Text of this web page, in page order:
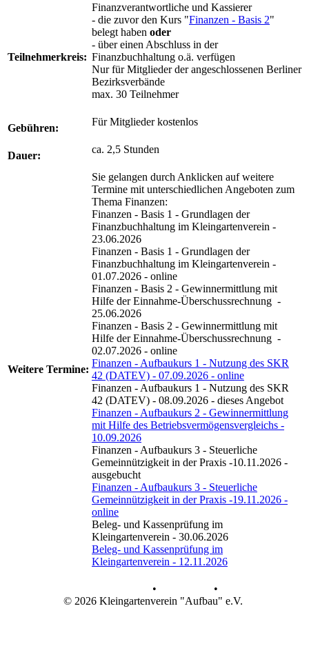
Teilnehmerkreis:
Finanzverantwortliche und Kassierer
- die zuvor den Kurs "Finanzen - Basis 2"
belegt haben oder
- über einen Abschluss in der
Finanzbuchhaltung o.ä. verfügen
Nur für Mitglieder der angeschlossenen Berliner
Bezirksverbände
max. 30 Teilnehmer
Gebühren:
Für Mitglieder kostenlos
Dauer:
ca. 2,5 Stunden
Weitere Termine:
Sie gelangen durch Anklicken auf weitere
Termine mit unterschiedlichen Angeboten zum
Thema Finanzen:
Finanzen - Basis 1 - Grundlagen der
Finanzbuchhaltung im Kleingartenverein -
23.06.2026
Finanzen - Basis 1 - Grundlagen der
Finanzbuchhaltung im Kleingartenverein -
01.07.2026 - online
Finanzen - Basis 2 - Gewinnermittlung mit
Hilfe der Einnahme-Überschussrechnung -
25.06.2026
Finanzen - Basis 2 - Gewinnermittlung mit
Hilfe der Einnahme-Überschussrechnung -
02.07.2026 - online
Finanzen - Aufbaukurs 1 - Nutzung des SKR
42 (DATEV) - 07.09.2026 - online
Finanzen - Aufbaukurs 1 - Nutzung des SKR
42 (DATEV) - 08.09.2026 - dieses Angebot
Finanzen - Aufbaukurs 2 - Gewinnermittlung
mit Hilfe des Betriebsvermögensvergleichs -
10.09.2026
Finanzen - Aufbaukurs 3 - Steuerliche
Gemeinnützigkeit in der Praxis -10.11.2026 -
ausgebucht
Finanzen - Aufbaukurs 3 - Steuerliche
Gemeinnützigkeit in der Praxis -19.11.2026 -
online
Beleg- und Kassenprüfung im
Kleingartenverein - 30.06.2026
Beleg- und Kassenprüfung im
Kleingartenverein - 12.11.2026
•
•
© 2026 Kleingartenverein "Aufbau" e.V.